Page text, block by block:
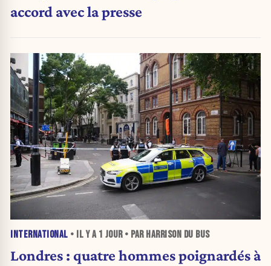
accord avec la presse
INTERNATIONAL • IL Y A 1 JOUR• PAR HARRISON DU BUS
Londres : quatre hommes poignardés à